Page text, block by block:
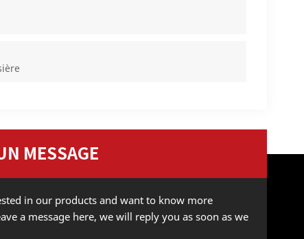
MESSAGE
in our products and want to know more
a message here, we will reply you as soon as we